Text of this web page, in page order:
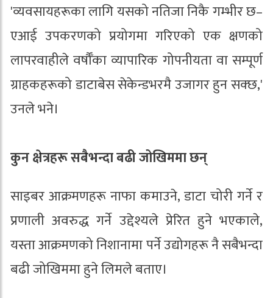
'व्यवसायहरूका लागि यसको नतिजा निकै गम्भीर छ–
एआई उपकरणको प्रयोगमा गरिएको एक क्षणको
लापरवाहीले वर्षौँका व्यापारिक गोपनीयता वा सम्पूर्ण
ग्राहकहरूको डाटाबेस सेकेन्डभरमै उजागर हुन सक्छ,'
उनले भने।
कुन क्षेत्रहरू सबैभन्दा बढी जोखिममा छन्
साइबर आक्रमणहरू नाफा कमाउने, डाटा चोरी गर्ने र
प्रणाली अवरुद्ध गर्ने उद्देश्यले प्रेरित हुने भएकाले,
यस्ता आक्रमणको निशानामा पर्ने उद्योगहरू नै सबैभन्दा
बढी जोखिममा हुने लिमले बताए।